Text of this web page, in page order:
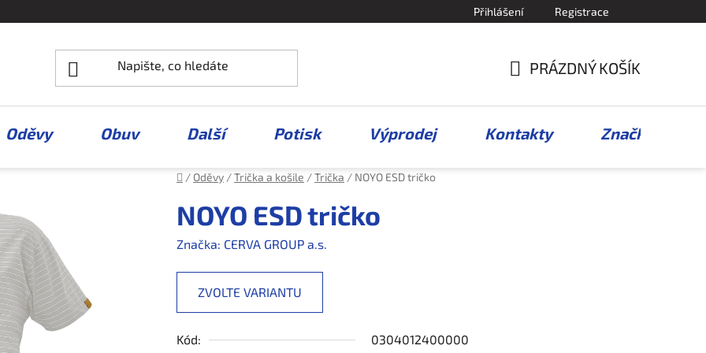
Přihlášení Registrace
KOŠÍK
PRÁZDNÝ KOŠÍK
Oděvy Obuv Další Potisk Výprodej Kontakty Značky
Domů
/ Oděvy /Trička a košile /Trička / NOYO ESD tričko
NOYO ESD tričko
Značka: CERVA GROUP a.s.
ZVOLTE VARIANTU
Kód: 0304012400000